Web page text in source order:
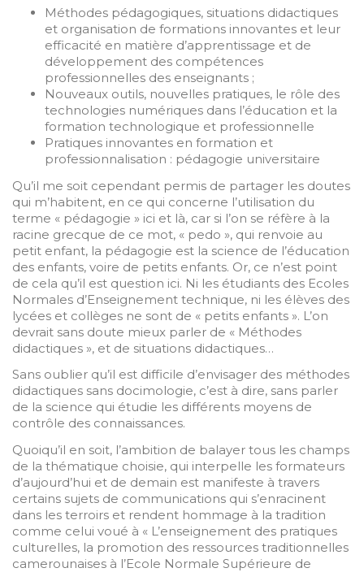
Méthodes pédagogiques, situations didactiques
et organisation de formations innovantes et leur
efficacité en matière d’apprentissage et de
développement des compétences
professionnelles des enseignants ;
Nouveaux outils, nouvelles pratiques, le rôle des
technologies numériques dans l’éducation et la
formation technologique et professionnelle
Pratiques innovantes en formation et
professionnalisation : pédagogie universitaire
Qu’il me soit cependant permis de partager les doutes
qui m’habitent, en ce qui concerne l’utilisation du
terme « pédagogie » ici et là, car si l’on se réfère à la
racine grecque de ce mot, « pedo », qui renvoie au
petit enfant, la pédagogie est la science de l’éducation
des enfants, voire de petits enfants. Or, ce n’est point
de cela qu’il est question ici. Ni les étudiants des Ecoles
Normales d’Enseignement technique, ni les élèves des
lycées et collèges ne sont de « petits enfants ». L’on
devrait sans doute mieux parler de « Méthodes
didactiques », et de situations didactiques…
Sans oublier qu’il est difficile d’envisager des méthodes
didactiques sans docimologie, c’est à dire, sans parler
de la science qui étudie les différents moyens de
contrôle des connaissances.
Quoiqu’il en soit, l’ambition de balayer tous les champs
de la thématique choisie, qui interpelle les formateurs
d’aujourd’hui et de demain est manifeste à travers
certains sujets de communications qui s’enracinent
dans les terroirs et rendent hommage à la tradition
comme celui voué à « L’enseignement des pratiques
culturelles, la promotion des ressources traditionnelles
camerounaises à l’Ecole Normale Supérieure de